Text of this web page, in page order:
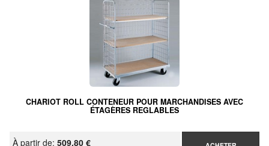
CHARIOT ROLL CONTENEUR POUR MARCHANDISES AVEC
ÉTAGÈRES REGLABLES
À partir de: 509.80 €